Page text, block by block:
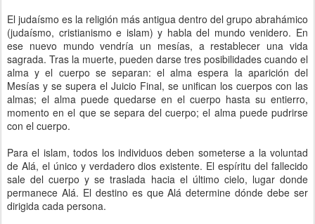
El judaísmo es la religión más antigua dentro del grupo abrahámico
(judaísmo, cristianismo e islam) y habla del mundo venidero. En
ese nuevo mundo vendría un mesías, a restablecer una vida
sagrada. Tras la muerte, pueden darse tres posibilidades cuando el
alma y el cuerpo se separan: el alma espera la aparición del
Mesías y se supera el Juicio Final, se unifican los cuerpos con las
almas; el alma puede quedarse en el cuerpo hasta su entierro,
momento en el que se separa del cuerpo; el alma puede pudrirse
con el cuerpo.
Para el islam, todos los individuos deben someterse a la voluntad
de Alá, el único y verdadero dios existente. El espíritu del fallecido
sale del cuerpo y se traslada hacia el último cielo, lugar donde
permanece Alá. El destino es que Alá determine dónde debe ser
dirigida cada persona.